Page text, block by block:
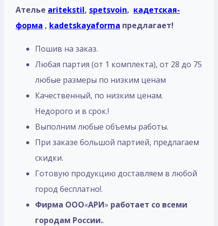
Ателье aritekstil, spetsvoin, кадетская-
форма , kadetskayaforma предлагает!
Пошив на заказ.
Любая партия (от 1 комплекта), от 28 до 75
любые размеры по низким ценам
Качественный, по низким ценам.
Недорого и в срок.!
Выполним любые объемы работы.
При заказе большой партией, предлагаем
скидки.
Готовую продукцию доставляем в любой
город бесплатно!.
Фирма ООО«АРИ» работает со всеми
городам России..